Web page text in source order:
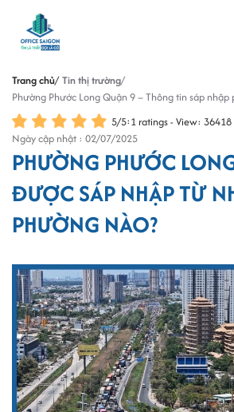
Trang chủ Tin thị trường
Phường Phước Long Quận 9 – Thông tin sáp
5/5:1 ratings - View: 36418
Ngày cập nhật : 02/07/2025
PHƯỜNG PHƯỚC
ĐƯỢC SÁP NHẬP TỪ
PHƯỜNG NÀO?